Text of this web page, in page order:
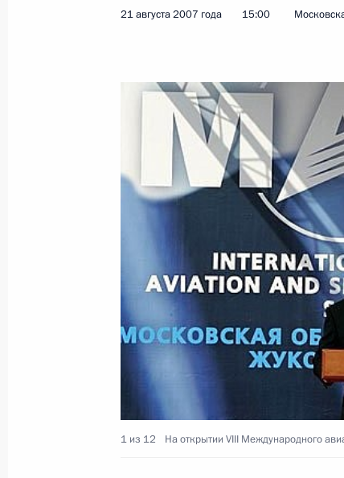
26 августа 2007 года, 20:00
25 августа 2007 года, суббота
Владимир Путин провел
Совета Безопасности
25 августа 2007 года, 18:30 Ново-
Владимир Путин поздравил
25 августа 2007 года, 17:30
24 августа 2007 года, пятница
Владимир Путин направил
Десятого фестиваля
24 августа 2007 года, 21:40
21 августа 2007 года 15:00
1 из 12 На открытии VIII Международного